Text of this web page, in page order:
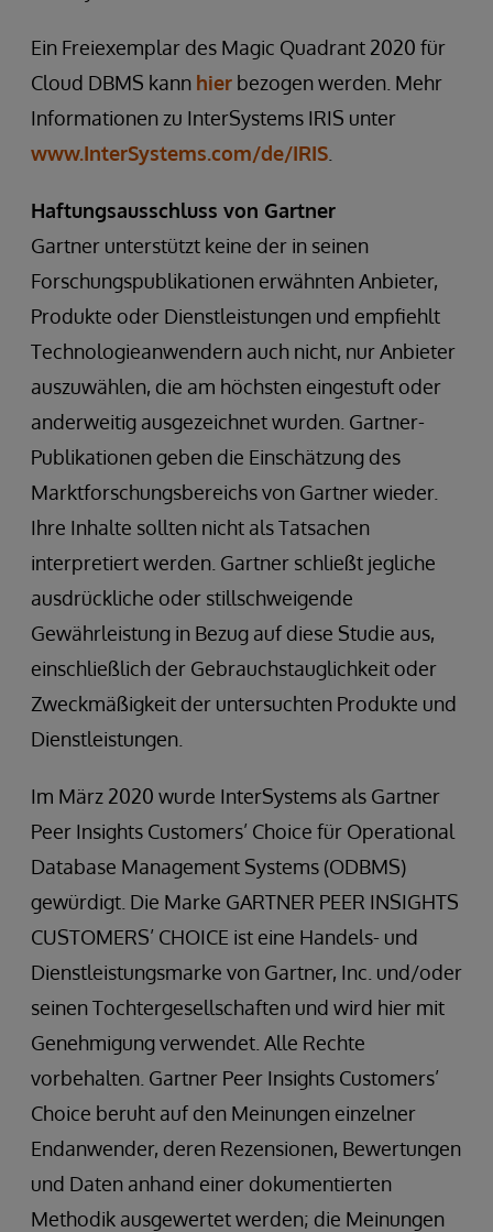
Ein Freiexemplar des Magic Quadrant 2020 für
Cloud DBMS kann hier bezogen werden. Mehr
Informationen zu InterSystems IRIS unter
www.InterSystems.com/de/IRIS
Haftungsausschluss von Gartner
Gartner unterstützt keine der in seinen
Forschungspublikationen erwähnten Anbieter,
Produkte oder Dienstleistungen und empfiehlt
Technologieanwendern auch nicht, nur Anbieter
auszuwählen, die am höchsten eingestuft oder
anderweitig ausgezeichnet wurden. Gartner-
Publikationen geben die Einschätzung des
Marktforschungsbereichs von Gartner wieder.
Ihre Inhalte sollten nicht als Tatsachen
interpretiert werden. Gartner schließt jegliche
ausdrückliche oder stillschweigende
Gewährleistung in Bezug auf diese Studie aus,
einschließlich der Gebrauchstauglichkeit oder
Zweckmäßigkeit der untersuchten Produkte und
Dienstleistungen.
Im März 2020 wurde InterSystems als Gartner
Peer Insights Customers’ Choice für Operational
Database Management Systems (ODBMS)
gewürdigt. Die Marke GARTNER PEER INSIGHTS
CUSTOMERS’ CHOICE ist eine Handels- und
Dienstleistungsmarke von Gartner, Inc. und/oder
seinen Tochtergesellschaften und wird hier mit
Genehmigung verwendet. Alle Rechte
vorbehalten. Gartner Peer Insights Customers’
Choice beruht auf den Meinungen einzelner
Endanwender, deren Rezensionen, Bewertungen
und Daten anhand einer dokumentierten
Methodik ausgewertet werden; die Meinungen